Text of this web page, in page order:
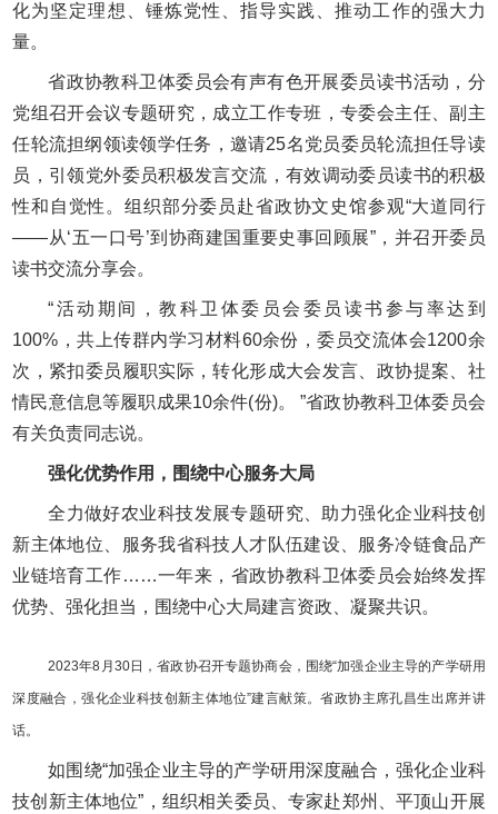
化为坚定理想、锤炼党性、指导实践、推动工作的强大力
量。
省政协教科卫体委员会有声有色开展委员读书活动，分
党组召开会议专题研究，成立工作专班，专委会主任、副主
任轮流担纲领读领学任务，邀请25名党员委员轮流担任导读
员，引领党外委员积极发言交流，有效调动委员读书的积极
性和自觉性。组织部分委员赴省政协文史馆参观“大道同行
——从‘五一口号’到协商建国重要史事回顾展”，并召开委员
读书交流分享会。
“活动期间，教科卫体委员会委员读书参与率达到
100%，共上传群内学习材料60余份，委员交流体会1200余
次，紧扣委员履职实际，转化形成大会发言、政协提案、社
情民意信息等履职成果10余件(份)。 ”省政协教科卫体委员会
有关负责同志说。
强化优势作用，围绕中心服务大局
全力做好农业科技发展专题研究、助力强化企业科技创
新主体地位、服务我省科技人才队伍建设、服务冷链食品产
业链培育工作……一年来，省政协教科卫体委员会始终发挥
优势、强化担当，围绕中心大局建言资政、凝聚共识。
2023年8月30日，省政协召开专题协商会，围绕“加强企业主导的产学研用
深度融合，强化企业科技创新主体地位”建言献策。省政协主席孔昌生出席并讲
话。
如围绕“加强企业主导的产学研用深度融合，强化企业科
技创新主体地位”，组织相关委员、专家赴郑州、平顶山开展